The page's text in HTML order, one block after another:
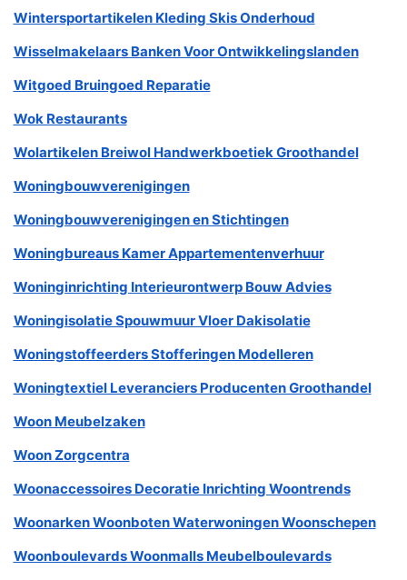
Wintersportartikelen Kleding Skis Onderhoud
Wisselmakelaars Banken Voor Ontwikkelingslanden
Witgoed Bruingoed Reparatie
Wok Restaurants
Wolartikelen Breiwol Handwerkboetiek Groothandel
Woningbouwverenigingen
Woningbouwverenigingen en Stichtingen
Woningbureaus Kamer Appartementenverhuur
Woninginrichting Interieurontwerp Bouw Advies
Woningisolatie Spouwmuur Vloer Dakisolatie
Woningstoffeerders Stofferingen Modelleren
Woningtextiel Leveranciers Producenten Groothandel
Woon Meubelzaken
Woon Zorgcentra
Woonaccessoires Decoratie Inrichting Woontrends
Woonarken Woonboten Waterwoningen Woonschepen
Woonboulevards Woonmalls Meubelboulevards